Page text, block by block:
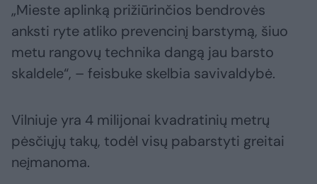
„Mieste aplinką prižiūrinčios bendrovės
anksti ryte atliko prevencinį barstymą, šiuo
metu rangovų technika dangą jau barsto
skaldele“, – feisbuke skelbia savivaldybė.
Vilniuje yra 4 milijonai kvadratinių metrų
pėsčiųjų takų, todėl visų pabarstyti greitai
neįmanoma.